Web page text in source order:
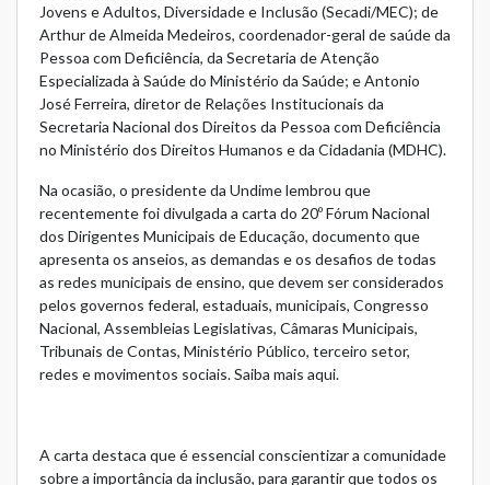
Jovens e Adultos, Diversidade e Inclusão (Secadi/MEC); de
Arthur de Almeida Medeiros, coordenador-geral de saúde da
Pessoa com Deficiência, da Secretaria de Atenção
Especializada à Saúde do Ministério da Saúde; e Antonio
José Ferreira, diretor de Relações Institucionais da
Secretaria Nacional dos Direitos da Pessoa com Deficiência
no Ministério dos Direitos Humanos e da Cidadania (MDHC).
Na ocasião, o presidente da Undime lembrou que
recentemente foi divulgada a carta do 20º Fórum Nacional
dos Dirigentes Municipais de Educação, documento que
apresenta os anseios, as demandas e os desafios de todas
as redes municipais de ensino, que devem ser considerados
pelos governos federal, estaduais, municipais, Congresso
Nacional, Assembleias Legislativas, Câmaras Municipais,
Tribunais de Contas, Ministério Público, terceiro setor,
redes e movimentos sociais.Saiba mais aqui.
A carta destaca que é essencial conscientizar a comunidade
sobre a importância da inclusão, para garantir que todos os